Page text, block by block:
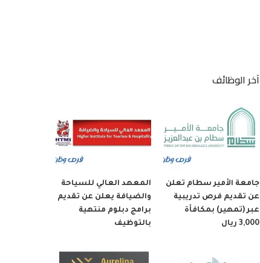
آخر الوظائف
جامعة الأمير سطام تعلن
عن تقديم فرص تدريبية
عبر (تمهير) بمكافأة
3,000 ريال
المعهد العالي للسياحة
والضيافة يعلن عن تقديم
برامج دبلوم منتهية
بالتوظيف